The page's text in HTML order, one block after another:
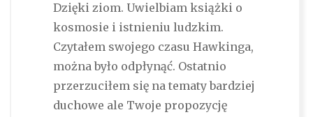
Dzięki ziom. Uwielbiam książki o
kosmosie i istnieniu ludzkim.
Czytałem swojego czasu Hawkinga,
można było odpłynąć. Ostatnio
przerzuciłem się na tematy bardziej
duchowe ale Twoje propozycję